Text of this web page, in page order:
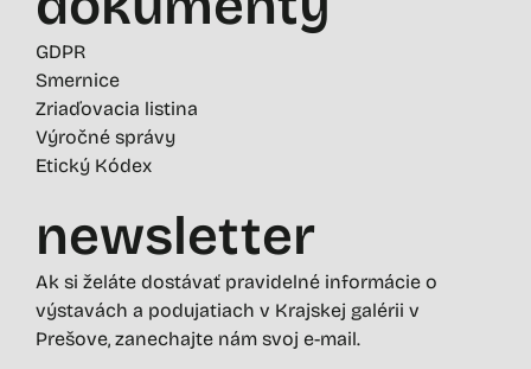
GDPR
Smernice
Zriaďovacia listina
Výročné správy
Etický Kódex
newsletter
Ak si želáte dostávať pravidelné informácie o
výstavách a podujatiach v Krajskej galérii v
Prešove, zanechajte nám svoj e-mail.